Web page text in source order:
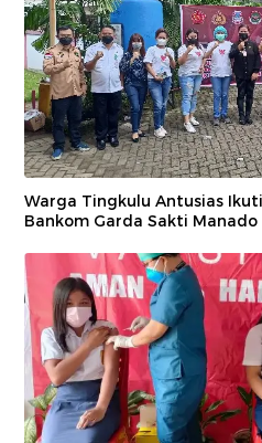
Warga Tingkulu Antusias
Bankom Garda Sakti Manado